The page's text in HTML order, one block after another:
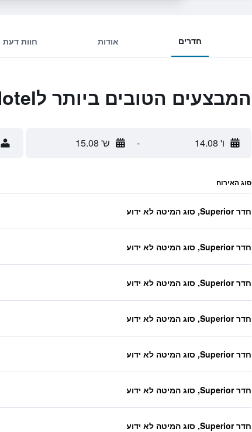
חדרים אודות חוות דעת
המבצעים הטובים ביותר לFerman Hotel
ו' 14.08 - ש' 15.08
סוג האירוח
חדר Superior, סוג המיטה לא ידוע
חדר Superior, סוג המיטה לא ידוע
חדר Superior, סוג המיטה לא ידוע
חדר Superior, סוג המיטה לא ידוע
חדר Superior, סוג המיטה לא ידוע
חדר Superior, סוג המיטה לא ידוע
חדר Superior, סוג המיטה לא ידוע